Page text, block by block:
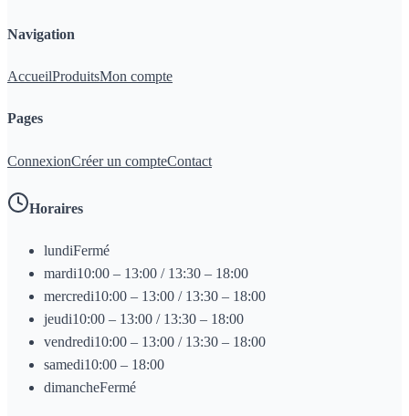
Navigation
AccueilProduitsMon compte
Pages
ConnexionCréer un compteContact
Horaires
lundiFermé
mardi10:00 – 13:00 / 13:30 – 18:00
mercredi10:00 – 13:00 / 13:30 – 18:00
jeudi10:00 – 13:00 / 13:30 – 18:00
vendredi10:00 – 13:00 / 13:30 – 18:00
samedi10:00 – 18:00
dimancheFermé